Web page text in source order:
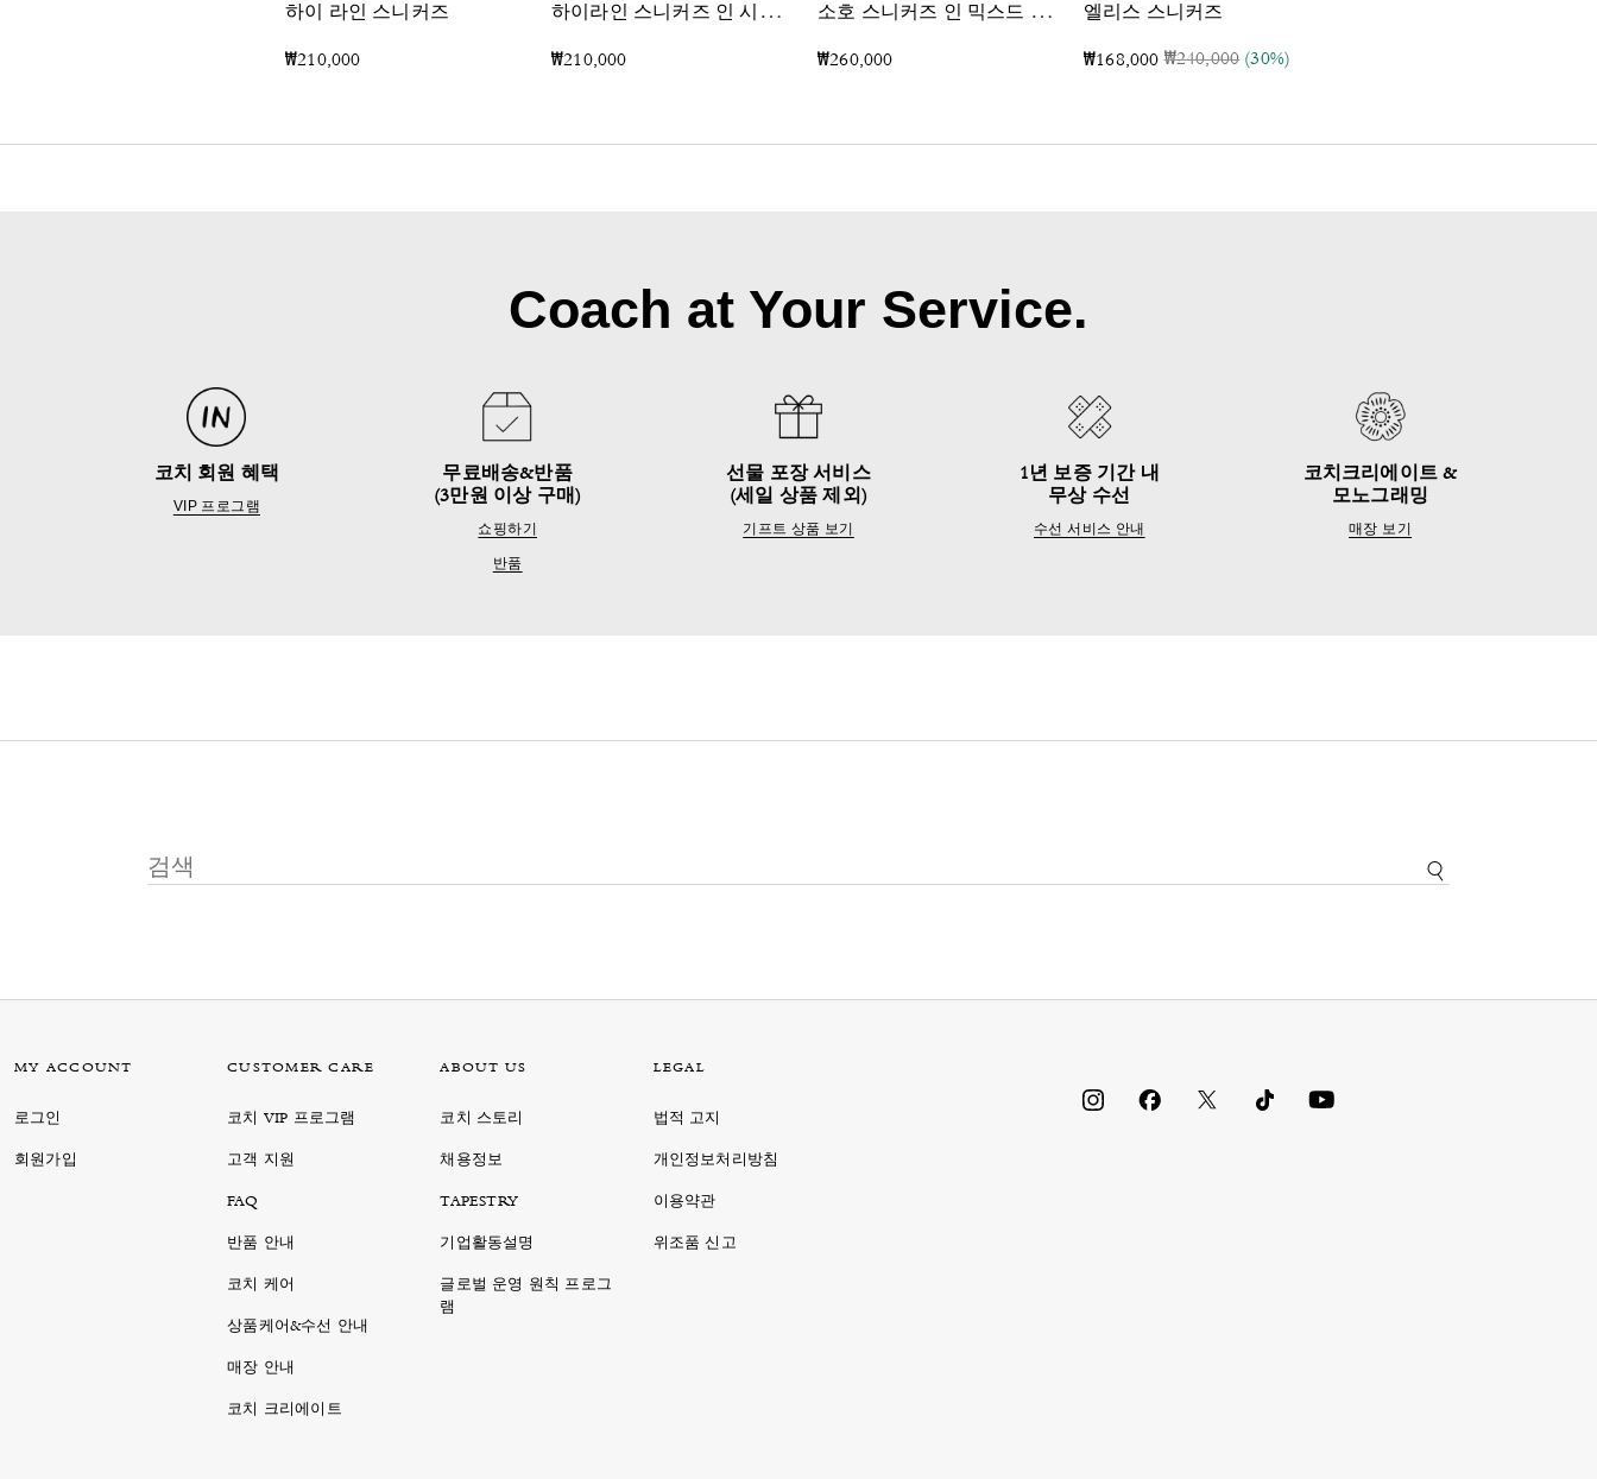
하이 라인 스니커즈
₩210,000
하
이라인 스니커즈 인 시그니처 캔버스
₩210,000
소
호 스니커즈 인 믹스드 시그니처
₩260,000
엘리스 스니커즈
₩168,000 가격 인하 전
₩240,000인하됨
(30%)
Coach at Your Service.
코치 회원 혜택
VIP 프로그램
무료배송&반품
(3만원 이상 구매)
쇼핑하기
반품
선물 포장 서비스
(세일 상품 제외)
기프트 상품 보기
1년 보증 기간 내
무상 수선
수선 서비스 안내
코치크리에이트 &
모노그래밍
매장 보기
MY ACCOUNT
로그인
회원가입
CUSTOMER CARE
코치 VIP 프로그램
고객 지원
FAQ
반품 안내
코치 케어
상품케어&수선 안내
매장 안내
코치 크리에이트
ABOUT US
코치 스토리
채용정보
TAPESTRY
기업활동설명
글로벌 운영 원칙 프로그
램
LEGAL
법적 고지
개인정보처리방침
이용약관
위조품 신고